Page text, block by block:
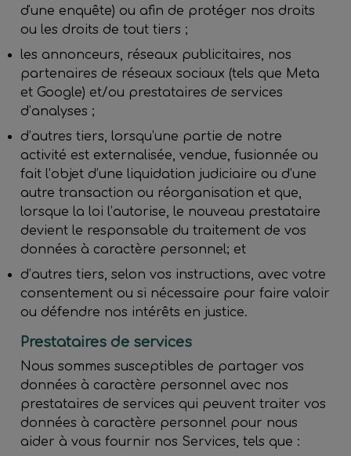
d'une enquête) ou afin de protéger nos droits
ou les droits de tout tiers ;
les annonceurs, réseaux publicitaires, nos
partenaires de réseaux sociaux (tels que Meta
et Google) et/ou prestataires de services
d’analyses ;
d’autres tiers, lorsqu’une partie de notre
activité est externalisée, vendue, fusionnée ou
fait l’objet d’une liquidation judiciaire ou d’une
autre transaction ou réorganisation et que,
lorsque la loi l’autorise, le nouveau prestataire
devient le responsable du traitement de vos
données à caractère personnel; et
d’autres tiers, selon vos instructions, avec votre
consentement ou si nécessaire pour faire valoir
ou défendre nos intérêts en justice.
Prestataires de services
Nous sommes susceptibles de partager vos
données à caractère personnel avec nos
prestataires de services qui peuvent traiter vos
données à caractère personnel pour nous
aider à vous fournir nos Services, tels que :